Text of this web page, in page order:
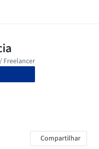
Compartilhar